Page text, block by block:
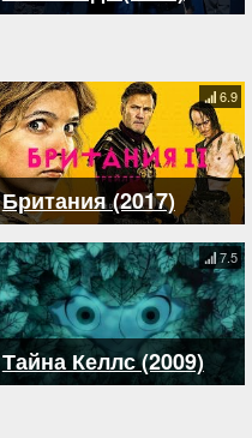
Британия (2017)
6.9
Тайна Келлс (2009)
7.5